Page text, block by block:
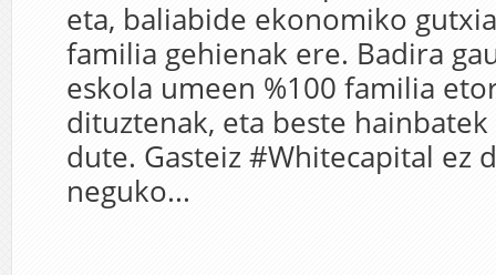
eta, baliabide ekonomiko
familia gehienak ere. Badira
eskola umeen %100 familia
dituztenak, eta beste
dute. Gasteiz #Whitecapital ez
neguko...